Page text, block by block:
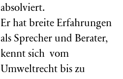
absolviert.
Er hat breite Erfahrungen
als Sprecher und Berater,
kennt sich vom
Umweltrecht bis zu